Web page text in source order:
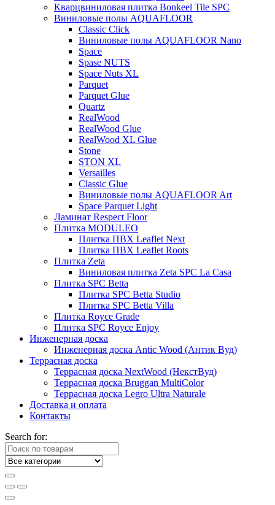
Кварцвиниловая плитка Bonkeel Tile SPC
Виниловые полы AQUAFLOOR
Classic Click
Виниловые полы AQUAFLOOR Nano
Space
Spase NUTS
Space Nuts XL
Parquet
Parquet Glue
Quartz
RealWood
RealWood Glue
RealWood XL Glue
Stone
STON XL
Versailles
Classic Glue
Виниловые полы AQUAFLOOR Art
Space Parquet Light
Ламинат Respect Floor
Плитка MODULEO
Плитка ПВХ Leaflet Next
Плитка ПВХ Leaflet Roots
Плитка Zeta
Виниловая плитка Zeta SPC La Casa
Плитка SPC Betta
Плитка SPC Betta Studio
Плитка SPC Betta Villa
Плитка Royce Grade
Плитка SPC Royce Enjoy
Инженерная доска
Инженерная доска Antic Wood (Антик Вуд)
Террасная доска
Террасная доска NextWood (НекстВуд)
Террасная доска Bruggan MultiColor
Террасная доска Legro Ultra Naturale
Доставка и оплата
Контакты
Search for: